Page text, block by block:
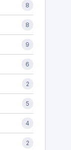
8
8
9
6
2
5
4
2